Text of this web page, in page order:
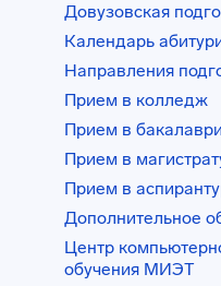
Довузовская
Календарь
Направления
Прием в колледж
Прием в
Прием в
Прием в
Дополнительное
Центр
обучения МИЭТ